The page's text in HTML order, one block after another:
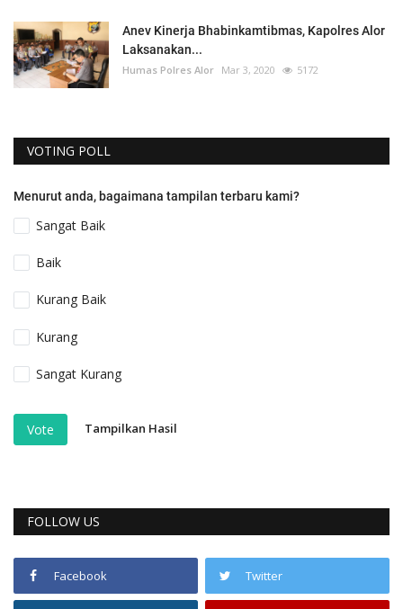
Anev Kinerja Bhabinkamtibmas, Kapolres Alor
Laksanakan...
Humas Polres Alor Mar 3, 2020 5172
VOTING POLL
Menurut anda, bagaimana tampilan terbaru kami?
Sangat Baik
Baik
Kurang Baik
Kurang
Sangat Kurang
Vote Tampilkan Hasil
FOLLOW US
Facebook Twitter